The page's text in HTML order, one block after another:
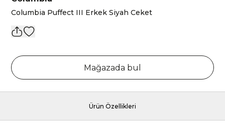
Columbia Puffect III Erkek Siyah Ceket
Mağazada bul
Ürün Özellikleri